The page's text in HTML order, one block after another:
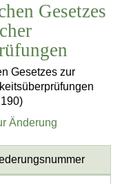
Gesetzes
Gesetzes zur
Änderung